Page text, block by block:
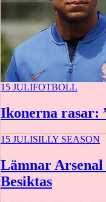
15 JULIFOTBOLL
Ikonerna rasar:
15 JULISILLY SEASON
Lämnar
Besiktas